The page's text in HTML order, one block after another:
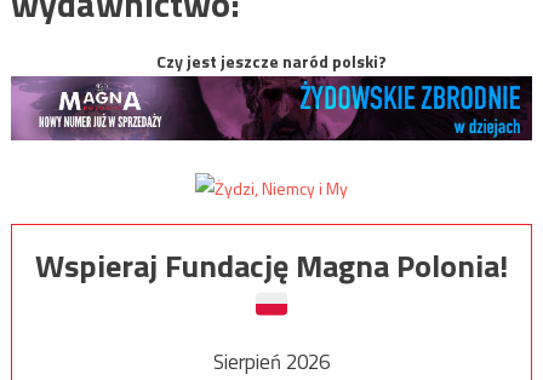
Czy jest jeszcze naród polski?
Wspieraj Fundację Magna Polonia!
Sierpień 2026